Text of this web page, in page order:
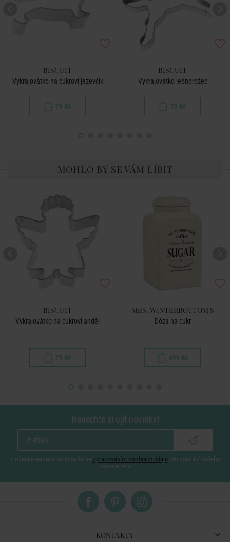
BISCUIT
Vykrajovátko na cukroví jezevčík
79 Kč
BISCUIT
Vykrajovátko jednorožec
79 Kč
MOHLO BY SE VÁM LÍBIT
BISCUIT
Vykrajovátko na cukroví anděl
79 Kč
MRS. WINTERBOTTOM'S
Dóza na cukr
499 Kč
Nenechte si ujít novinky!
vložením e-mailu souhlasíte se zpracováním osobních údajů pro zasílání našeho
newsletteru
KONTAKTY